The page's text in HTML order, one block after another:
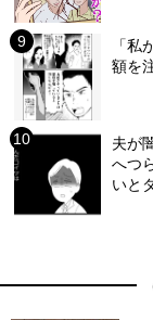
「
額を
夫が
へつ
いと